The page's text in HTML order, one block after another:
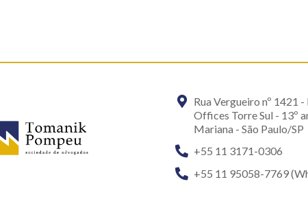
Rua Vergueiro nº 1421
Offices Torre Sul - 13º
Mariana - São Paulo/SP
+55 11 3171-0306
+55 11 95058-7769